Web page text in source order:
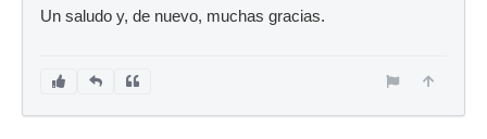
Un saludo y, de nuevo, muchas gracias.